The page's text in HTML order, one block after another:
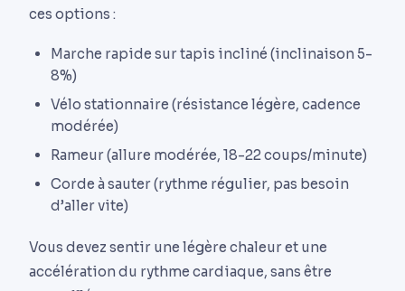
ces options :
Marche rapide sur tapis incliné (inclinaison 5-
8%)
Vélo stationnaire (résistance légère, cadence
modérée)
Rameur (allure modérée, 18-22 coups/minute)
Corde à sauter (rythme régulier, pas besoin
d’aller vite)
Vous devez sentir une légère chaleur et une
accélération du rythme cardiaque, sans être